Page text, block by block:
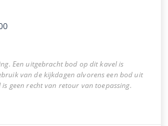
Een uitgebracht bod op dit kavel is
van de kijkdagen alvorens een bod uit
geen recht van retour van toepassing.